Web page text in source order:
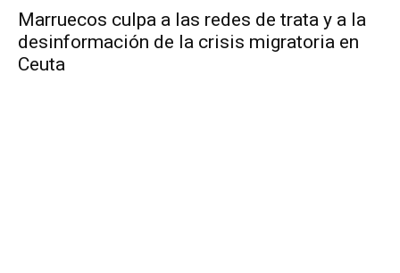
Marruecos culpa a las redes de trata y a la
desinformación de la crisis migratoria en
Ceuta